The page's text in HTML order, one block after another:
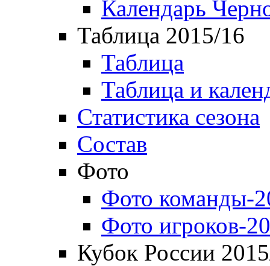
Календарь
Таблица 2015/16
Таблица
Таблица и
Статистика сезона
Состав
Фото
Фото команды-
Фото игроков-
Кубок России